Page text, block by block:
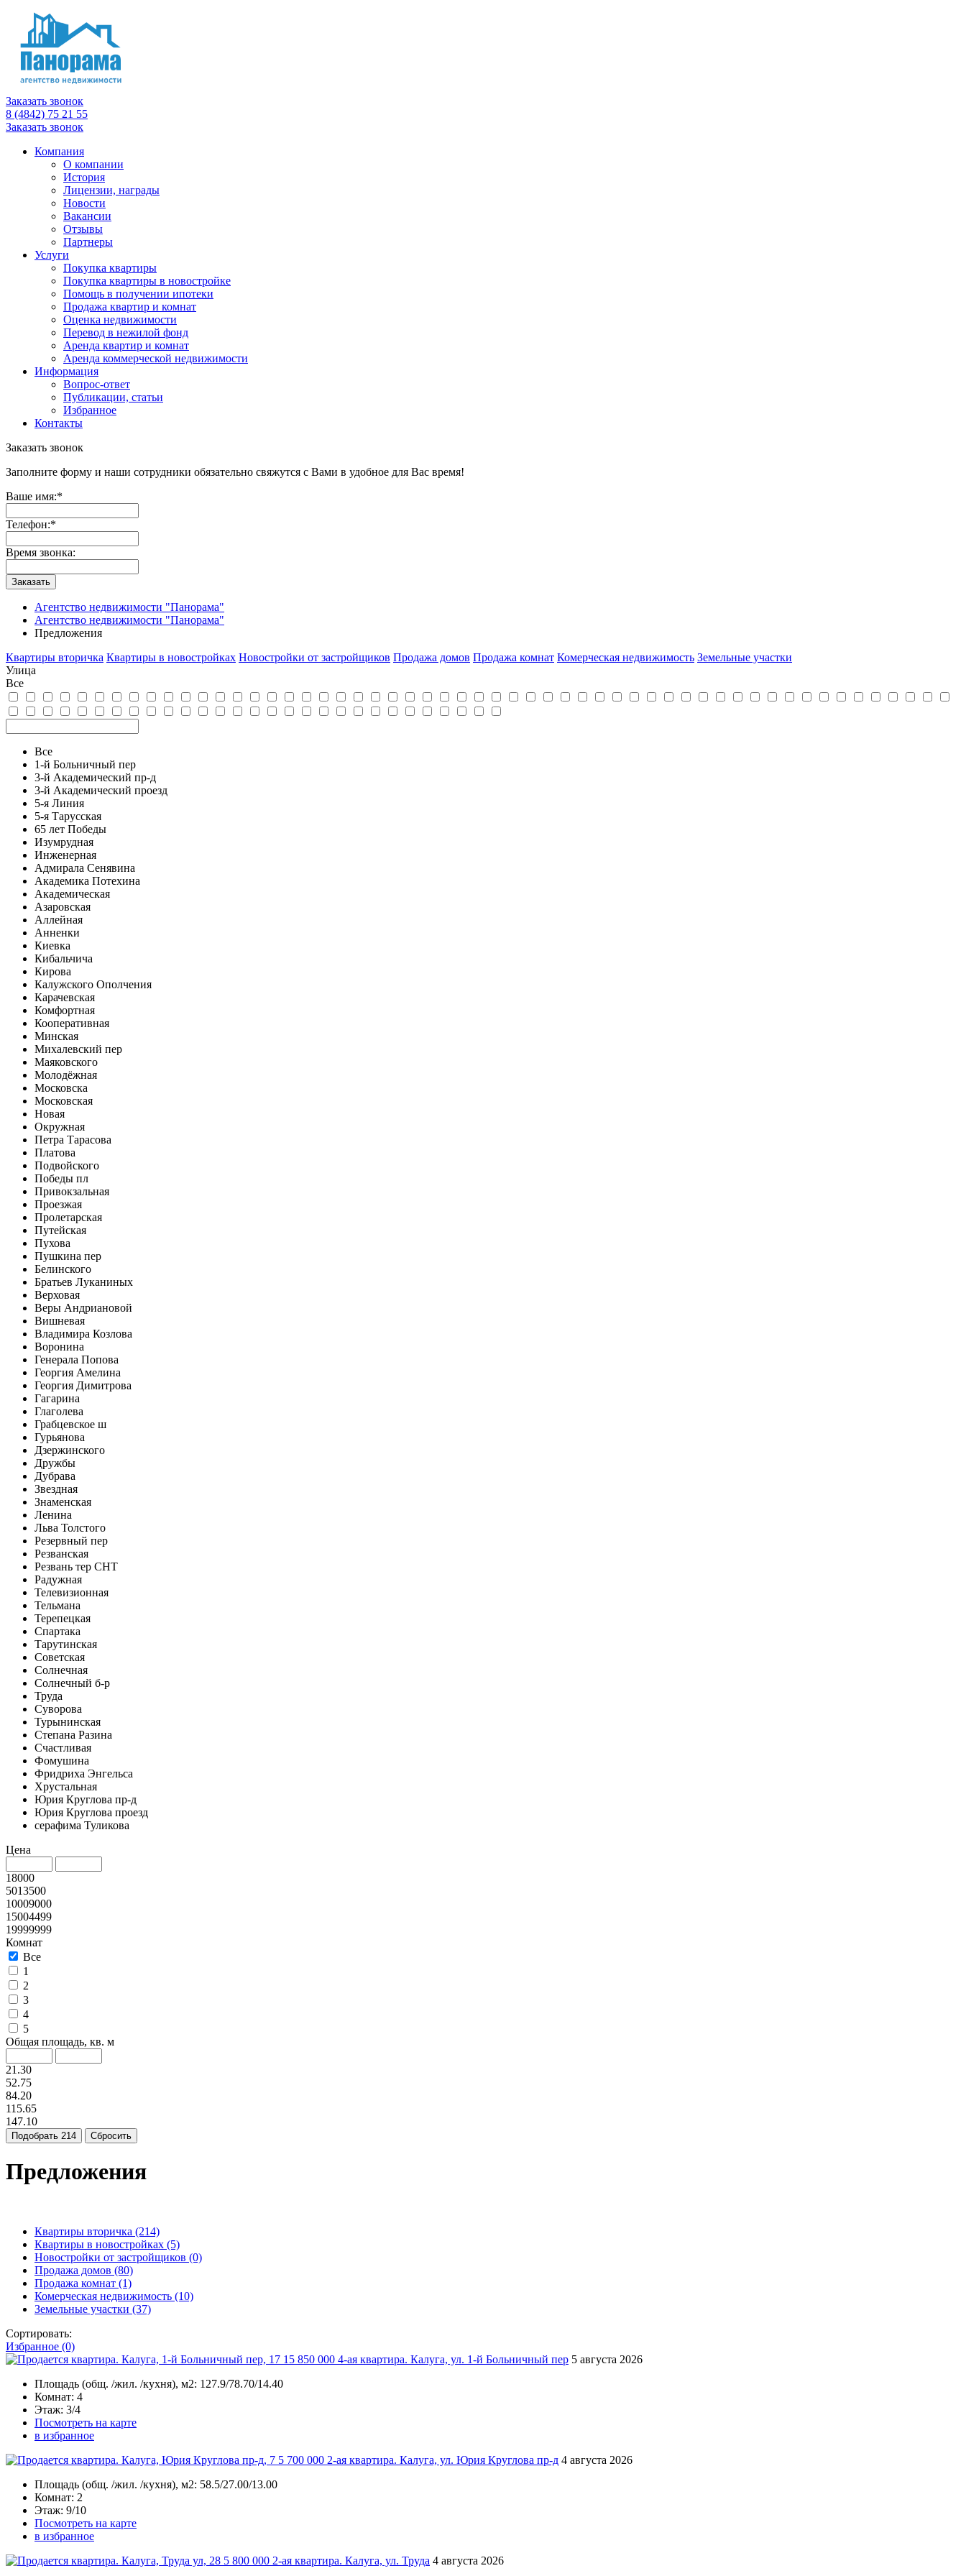
Заказать звонок
8 (4842) 75 21 55
Заказать звонок
Компания
О компании
История
Лицензии, награды
Новости
Вакансии
Отзывы
Партнеры
Услуги
Покупка квартиры
Покупка квартиры в новостройке
Помощь в получении ипотеки
Продажа квартир и комнат
Оценка недвижимости
Перевод в нежилой фонд
Аренда квартир и комнат
Аренда коммерческой недвижимости
Информация
Вопрос-ответ
Публикации, статьи
Избранное
Контакты
Заказать звонок
Заполните форму и наши сотрудники обязательно свяжутся с Вами в удобное для Вас время!
Ваше имя:*
Телефон:*
Время звонка:
Заказать
Агентство недвижимости "Панорама"
Агентство недвижимости "Панорама"
Предложения
Квартиры вторичка Квартиры в новостройках Новостройки от застройщиков Продажа домов Продажа комнат Комерческая недвижимость Земельные участки
Улица
Все
Все
1-й Больничный пер
3-й Академический пр-д
3-й Академический проезд
5-я Линия
5-я Тарусская
65 лет Победы
Изумрудная
Инженерная
Адмирала Сенявина
Академика Потехина
Академическая
Азаровская
Аллейная
Анненки
Киевка
Кибальчича
Кирова
Калужского Ополчения
Карачевская
Комфортная
Кооперативная
Минская
Михалевский пер
Маяковского
Молодёжная
Московска
Московская
Новая
Окружная
Петра Тарасова
Платова
Подвойского
Победы пл
Привокзальная
Проезжая
Пролетарская
Путейская
Пухова
Пушкина пер
Белинского
Братьев Луканиных
Верховая
Веры Андриановой
Вишневая
Владимира Козлова
Воронина
Генерала Попова
Георгия Амелина
Георгия Димитрова
Гагарина
Глаголева
Грабцевское ш
Гурьянова
Дзержинского
Дружбы
Дубрава
Звездная
Знаменская
Ленина
Льва Толстого
Резервный пер
Резванская
Резвань тер СНТ
Радужная
Телевизионная
Тельмана
Терепецкая
Спартака
Тарутинская
Советская
Солнечная
Солнечный б-р
Труда
Суворова
Турынинская
Степана Разина
Счастливая
Фомушина
Фридриха Энгельса
Хрустальная
Юрия Круглова пр-д
Юрия Круглова проезд
серафима Туликова
Цена
18000
5013500
10009000
15004499
19999999
Комнат
Все
1
2
3
4
5
Общая площадь, кв. м
21.30
52.75
84.20
115.65
147.10
Подобрать 214 Сбросить
Предложения
Квартиры вторичка (214)
Квартиры в новостройках (5)
Новостройки от застройщиков (0)
Продажа домов (80)
Продажа комнат (1)
Комерческая недвижимость (10)
Земельные участки (37)
Сортировать:
Избранное (0)
15 850 000 4-ая квартира. Калуга, ул. 1-й Больничный пер 5 августа 2026
Площадь (общ. /жил. /кухня), м2: 127.9/78.70/14.40
Комнат: 4
Этаж: 3/4
Посмотреть на карте
в избранное
5 700 000 2-ая квартира. Калуга, ул. Юрия Круглова пр-д 4 августа 2026
Площадь (общ. /жил. /кухня), м2: 58.5/27.00/13.00
Комнат: 2
Этаж: 9/10
Посмотреть на карте
в избранное
5 800 000 2-ая квартира. Калуга, ул. Труда 4 августа 2026